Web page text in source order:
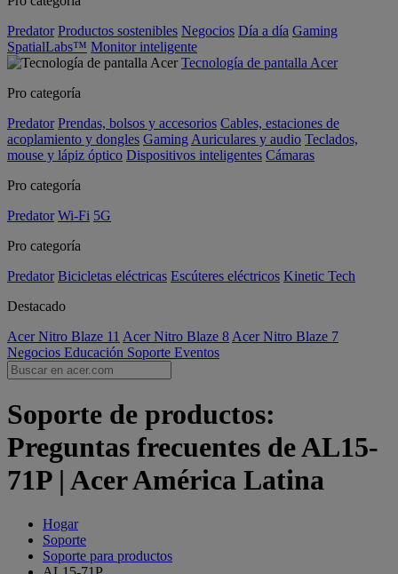
Predator Productos sostenibles Negocios Día a día Gaming
SpatialLabs™ Monitor inteligente
Tecnología de pantalla Acer
Pro categoría
Predator Prendas, bolsos y accesorios Cables, estaciones de
acoplamiento y dongles Gaming Auriculares y audio Teclados,
mouse y lápiz óptico Dispositivos inteligentes Cámaras
Pro categoría
Predator Wi-Fi 5G
Pro categoría
Predator Bicicletas eléctricas Escúteres eléctricos Kinetic Tech
Destacado
Acer Nitro Blaze 11 Acer Nitro Blaze 8 Acer Nitro Blaze 7
Negocios Educación Soporte Eventos
Soporte de productos:
Preguntas frecuentes de AL15-
71P | Acer América Latina
Hogar
Soporte
Soporte para productos